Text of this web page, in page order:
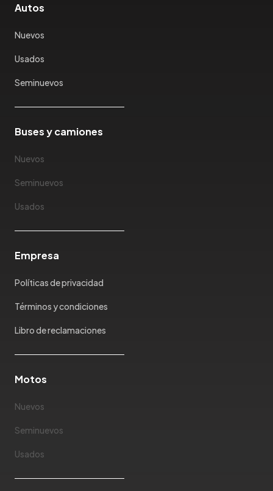
Autos
Nuevos
Usados
Seminuevos
Buses y camiones
Nuevos
Seminuevos
Usados
Empresa
Políticas de privacidad
Términos y condiciones
Libro de reclamaciones
Motos
Nuevos
Seminuevos
Usados